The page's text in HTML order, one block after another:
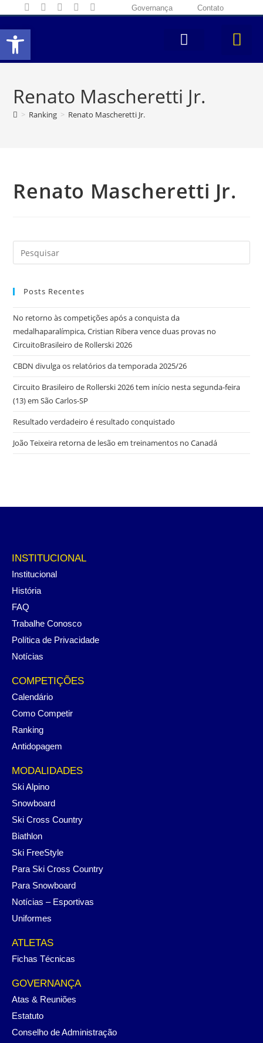
Abrir a barra de ferramentas
Governança Contato
Renato Mascheretti Jr.
> Ranking > Renato Mascheretti Jr.
Renato Mascheretti Jr.
Posts Recentes
No retorno às competições após a conquista da
medalhaparalímpica, Cristian Ribera vence duas provas no
CircuitoBrasileiro de Rollerski 2026
CBDN divulga os relatórios da temporada 2025/26
Circuito Brasileiro de Rollerski 2026 tem início nesta segunda-feira
(13) em São Carlos-SP
Resultado verdadeiro é resultado conquistado
João Teixeira retorna de lesão em treinamentos no Canadá
INSTITUCIONAL
Institucional
História
FAQ
Trabalhe Conosco
Política de Privacidade
Notícias
COMPETIÇÕES
Calendário
Como Competir
Ranking
Antidopagem
MODALIDADES
Ski Alpino
Snowboard
Ski Cross Country
Biathlon
Ski FreeStyle
Para Ski Cross Country
Para Snowboard
Notícias – Esportivas
Uniformes
ATLETAS
Fichas Técnicas
GOVERNANÇA
Atas & Reuniões
Estatuto
Conselho de Administração